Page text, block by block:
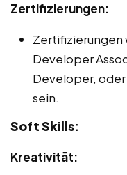
Zertifizierungen:
Zertifizierungen
Developer
Developer,
sein.
Soft Skills:
Kreativität: